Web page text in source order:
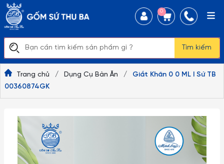
Tìm kiếm
0
Trang chủ / Dụng Cụ Bàn Ăn /
Giắt Khăn 0 0 ML I Sứ TB
00360874GK